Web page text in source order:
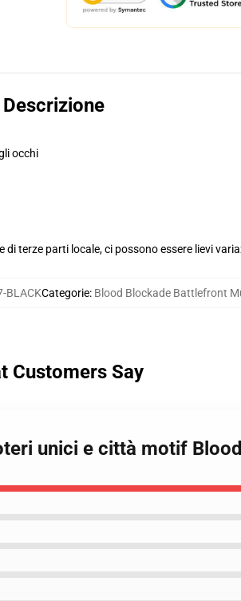
Descrizione
occhi
terze parti locale, ci possono essere lievi
BLACKCategorie: Blood Blockade Battlefront
Customers Say
unici e città motif